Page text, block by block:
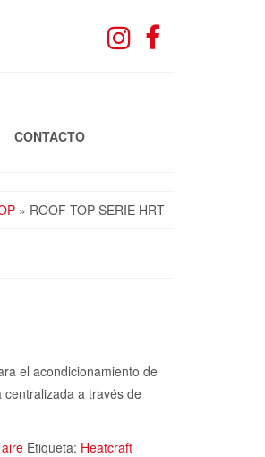
CONTACTO
» ROOF TOP SERIE HRT
el acondicionamiento de
a través de
Etiqueta: Heatcraft